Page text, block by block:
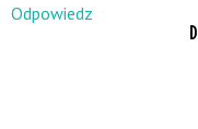
Odpowiedz